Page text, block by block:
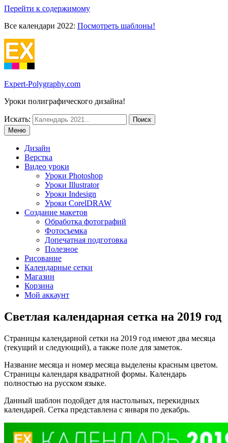
Перейти к содержимому
Все календари 2022: Посмотреть шаблоны!
Expert-Polygraphy.com
Уроки полиграфического дизайна!
Искать:
Меню
Дизайн
Верстка
Видео уроки
Уроки Photoshop
Уроки Illustrator
Уроки Indesign
Уроки CorelDRAW
Создание макетов
Обработка фотографий
Фотосъемка
Допечатная подготовка
Полезное
Рисование
Календарные сетки
Магазин
Корзина
Мой аккаунт
Светлая календарная сетка на 2019 год
Страницы календарной сетки на 2019 год имеют два месяца
(текущий и следующий), а также поле для заметок.
Название месяца и номер месяца выделены красным цветом.
Страницы календаря квадратной формы. Календарь
полностью на русском языке.
Данный шаблон подойдет для настольных, перекидных
календарей. Сетка представлена с января по декабрь.